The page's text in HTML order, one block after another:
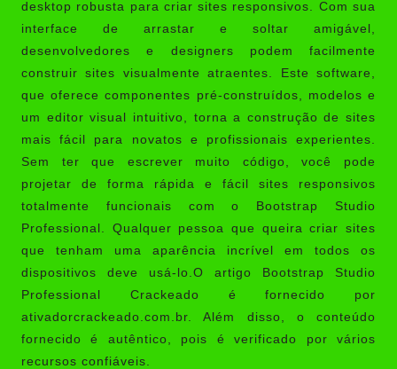
desktop robusta para criar sites responsivos. Com sua
interface de arrastar e soltar amigável,
desenvolvedores e designers podem facilmente
construir sites visualmente atraentes. Este software,
que oferece componentes pré-construídos, modelos e
um editor visual intuitivo, torna a construção de sites
mais fácil para novatos e profissionais experientes.
Sem ter que escrever muito código, você pode
projetar de forma rápida e fácil sites responsivos
totalmente funcionais com o Bootstrap Studio
Professional. Qualquer pessoa que queira criar sites
que tenham uma aparência incrível em todos os
dispositivos deve usá-lo.O artigo Bootstrap Studio
Professional Crackeado é fornecido por
ativadorcrackeado.com.br . Além disso, o conteúdo
fornecido é autêntico, pois é verificado por vários
recursos confiáveis.